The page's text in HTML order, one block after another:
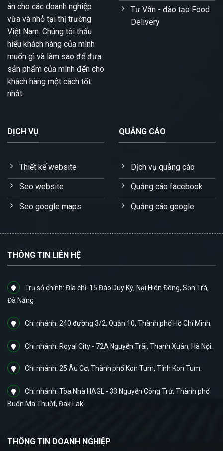
án cho các doanh nghiệp
vừa và nhỏ tại thị trường
Việt Nam. Chúng tôi thấu
hiểu khách hàng của mình
muốn gì và làm sao để đưa
sản phẩm của mình đến cho
khách hàng một cách tốt
nhất.
Tư Vấn - đào tạo Food
Delivery
DỊCH VỤ
Thiết kế website
Seo website
Seo google maps
QUẢNG CÁO
Dịch vụ quảng cáo
Quảng cáo facebook
Quảng cáo google
THÔNG TIN LIÊN HỆ
Trụ sở chính: Địa chỉ: 15 Đào Duy Kỳ, Nại Hiên Đông, Sơn Trà,
Đà Nẵng
Chi nhánh: 240 đường 3/2, Quận 10, Thành phố Hồ Chí Minh.
Chi nhánh: Royal City - 72A Nguyễn Trãi, Thanh Xuân, Hà Nội.
Chi nhánh: 25 Âu Cơ, Thành phố Kon Tum, Tỉnh Kon Tum.
Chi nhánh: Tòa Nhà HAGL - 33 Nguyễn Công Trứ, Thành phố
Buôn Ma Thuột, Đak Lak.
THÔNG TIN DOANH NGHIỆP